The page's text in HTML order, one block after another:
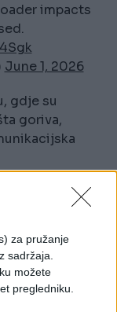
za pružanje
sadržaja.
možete
pregledniku.
impacts
June 1, 2026
gdje su
goriva,
iz maja,
dosegnuli su
opreme.
da bi